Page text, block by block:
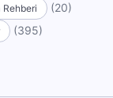
Rehberi (20)
(395)